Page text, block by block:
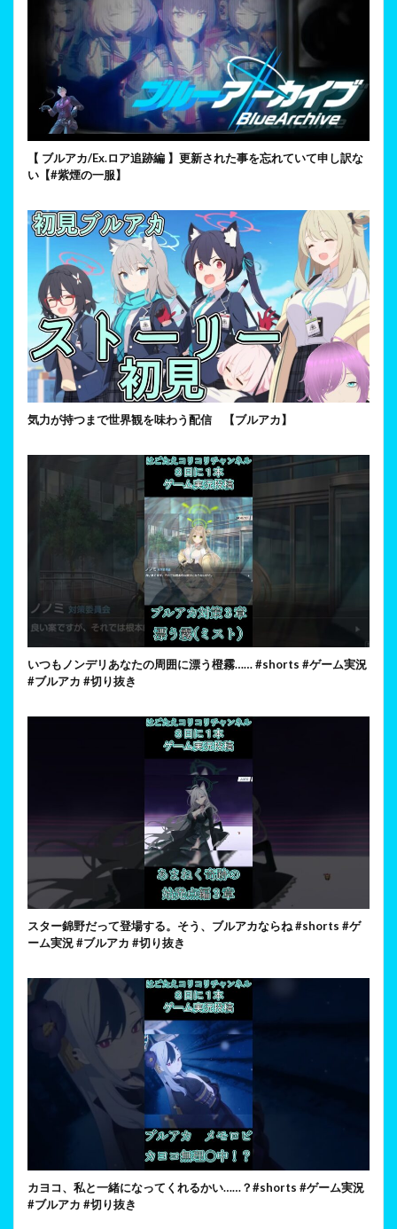
【 ブルアカ/Ex.ロア追跡編 】更新された事を忘れていて申し訳な
い【#紫煙の一服】
気力が持つまで世界観を味わう配信 【ブルアカ】
いつもノンデリあなたの周囲に漂う橙霧…… #shorts #ゲーム実況
#ブルアカ #切り抜き
スター錦野だって登場する。そう、ブルアカならね #shorts #ゲ
ーム実況 #ブルアカ #切り抜き
カヨコ、私と一緒になってくれるかい……？#shorts #ゲーム実況
#ブルアカ #切り抜き